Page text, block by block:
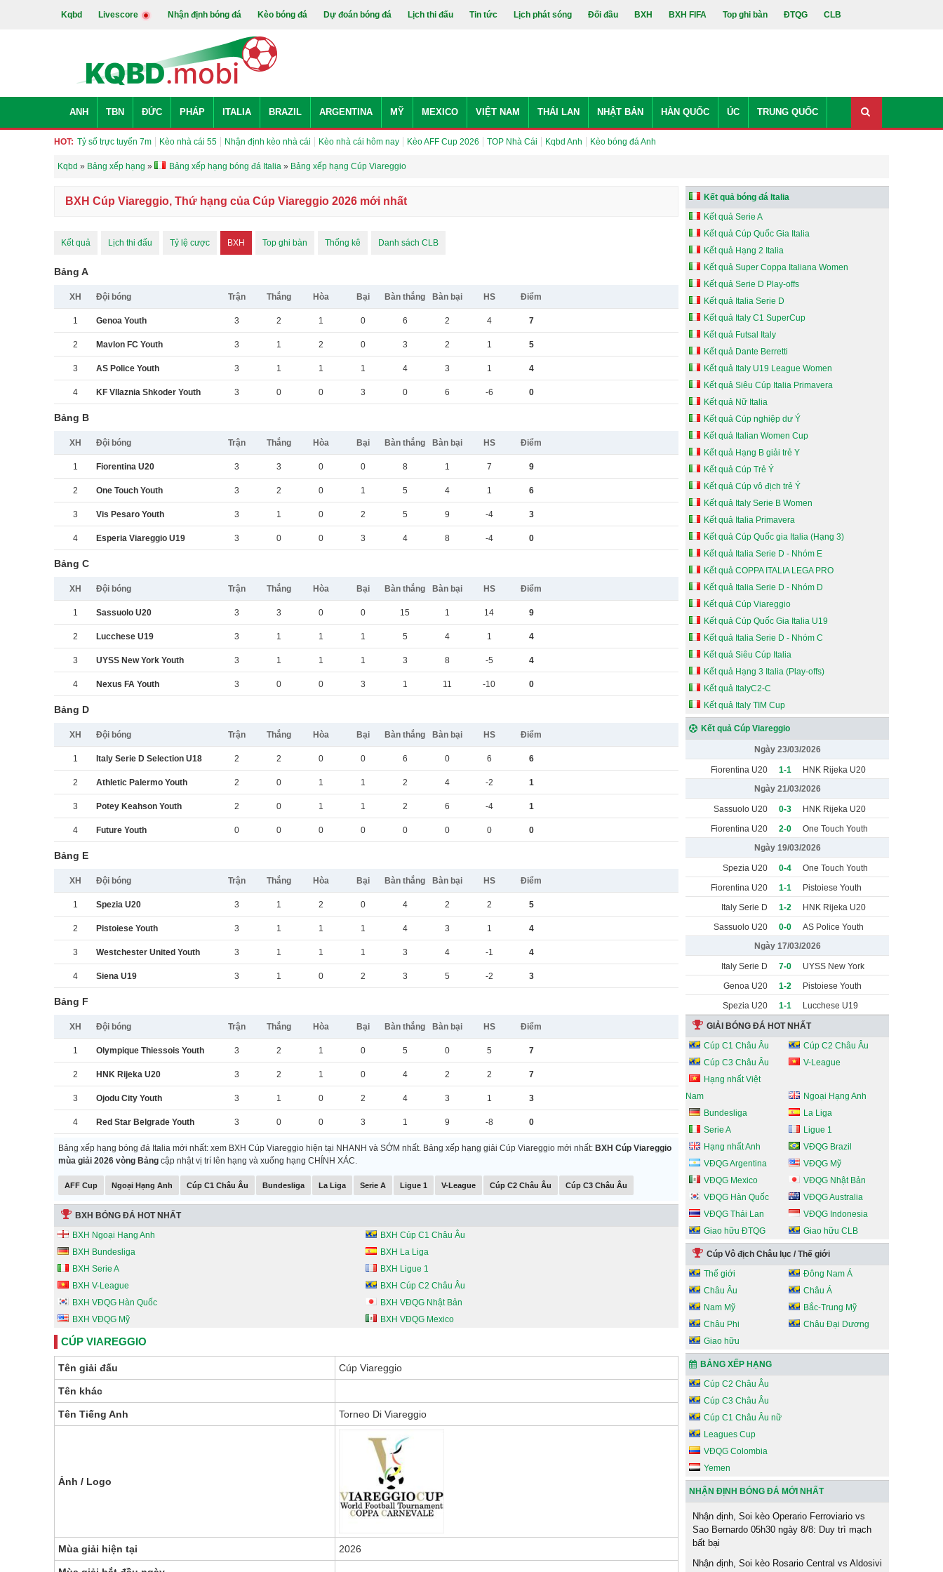
Kqbd Livescore Nhận định bóng đá Kèo bóng đá Dự đoán bóng đá Lịch thi đấu Tin tức Lịch phát sóng Đối đầu BXH BXH FIFA Top ghi bàn ĐTQG CLB
ANH TBN ĐỨC PHÁP ITALIA BRAZIL ARGENTINA MỸ MEXICO VIỆT NAM THÁI LAN NHẬT BẢN HÀN QUỐC ÚC TRUNG QUỐC
HOT: Tỷ số trực tuyến 7m Kèo nhà cái 55 Nhận định kèo nhà cái Kèo nhà cái hôm nay Kèo AFF Cup 2026 TOP Nhà Cái Kqbd Anh Kèo bóng đá Anh
Kqbd » Bảng xếp hạng » Bảng xếp hạng bóng đá Italia » Bảng xếp hạng Cúp Viareggio
BXH Cúp Viareggio, Thứ hạng của Cúp Viareggio 2026 mới nhất
Kết quả Lịch thi đấu Tỷ lệ cược BXH Top ghi bàn Thống kê Danh sách CLB
Bảng A
XH Đội bóng Trận Thắng Hòa Bại Bàn thắng Bàn bại HS Điểm
1 Genoa Youth 3 2 1 0 6 2 4 7
2 Mavlon FC Youth 3 1 2 0 3 2 1 5
3 AS Police Youth 3 1 1 1 4 3 1 4
4 KF Vllaznia Shkoder Youth 3 0 0 3 0 6 -6 0
Bảng B
XH Đội bóng Trận Thắng Hòa Bại Bàn thắng Bàn bại HS Điểm
1 Fiorentina U20 3 3 0 0 8 1 7 9
2 One Touch Youth 3 2 0 1 5 4 1 6
3 Vis Pesaro Youth 3 1 0 2 5 9 -4 3
4 Esperia Viareggio U19 3 0 0 3 4 8 -4 0
Bảng C
XH Đội bóng Trận Thắng Hòa Bại Bàn thắng Bàn bại HS Điểm
1 Sassuolo U20 3 3 0 0 15 1 14 9
2 Lucchese U19 3 1 1 1 5 4 1 4
3 UYSS New York Youth 3 1 1 1 3 8 -5 4
4 Nexus FA Youth 3 0 0 3 1 11 -10 0
Bảng D
XH Đội bóng Trận Thắng Hòa Bại Bàn thắng Bàn bại HS Điểm
1 Italy Serie D Selection U18 2 2 0 0 6 0 6 6
2 Athletic Palermo Youth 2 0 1 1 2 4 -2 1
3 Potey Keahson Youth 2 0 1 1 2 6 -4 1
4 Future Youth 0 0 0 0 0 0 0 0
Bảng E
XH Đội bóng Trận Thắng Hòa Bại Bàn thắng Bàn bại HS Điểm
1 Spezia U20 3 1 2 0 4 2 2 5
2 Pistoiese Youth 3 1 1 1 4 3 1 4
3 Westchester United Youth 3 1 1 1 3 4 -1 4
4 Siena U19 3 1 0 2 3 5 -2 3
Bảng F
XH Đội bóng Trận Thắng Hòa Bại Bàn thắng Bàn bại HS Điểm
1 Olympique Thiessois Youth 3 2 1 0 5 0 5 7
2 HNK Rijeka U20 3 2 1 0 4 2 2 7
3 Ojodu City Youth 3 1 0 2 4 3 1 3
4 Red Star Belgrade Youth 3 0 0 3 1 9 -8 0
Bảng xếp hạng bóng đá Italia mới nhất: xem BXH Cúp Viareggio hiện tại NHANH và SỚM nhất. Bảng xếp hạng giải Cúp Viareggio mới nhất: BXH Cúp Viareggio
mùa giải 2026 vòng Bảng cập nhật vị trí lên hạng và xuống hạng CHÍNH XÁC.
AFF Cup Ngoại Hạng Anh Cúp C1 Châu Âu Bundesliga La Liga Serie A Ligue 1 V-League Cúp C2 Châu Âu Cúp C3 Châu Âu
BXH BÓNG ĐÁ HOT NHẤT
BXH Ngoại Hạng Anh
BXH Cúp C1 Châu Âu
BXH Bundesliga
BXH La Liga
BXH Serie A
BXH Ligue 1
BXH V-League
BXH Cúp C2 Châu Âu
BXH VĐQG Hàn Quốc
BXH VĐQG Nhật Bản
BXH VĐQG Mỹ
BXH VĐQG Mexico
CÚP VIAREGGIO
Tên giải đấu Cúp Viareggio
Tên khác
Tên Tiếng Anh Torneo Di Viareggio
Ảnh / Logo
Mùa giải hiện tại 2026
Kết quả bóng đá Italia
Kết quả Serie A
Kết quả Cúp Quốc Gia Italia
Kết quả Hạng 2 Italia
Kết quả Super Coppa Italiana Women
Kết quả Serie D Play-offs
Kết quả Italia Serie D
Kết quả Italy C1 SuperCup
Kết quả Futsal Italy
Kết quả Dante Berretti
Kết quả Italy U19 League Women
Kết quả Siêu Cúp Italia Primavera
Kết quả Nữ Italia
Kết quả Cúp nghiệp dư Ý
Kết quả Italian Women Cup
Kết quả Hạng B giải trẻ Y
Kết quả Cúp Trẻ Ý
Kết quả Cúp vô địch trẻ Ý
Kết quả Italy Serie B Women
Kết quả Italia Primavera
Kết quả Cúp Quốc gia Italia (Hạng 3)
Kết quả Italia Serie D - Nhóm E
Kết quả COPPA ITALIA LEGA PRO
Kết quả Italia Serie D - Nhóm D
Kết quả Cúp Viareggio
Kết quả Cúp Quốc Gia Italia U19
Kết quả Italia Serie D - Nhóm C
Kết quả Siêu Cúp Italia
Kết quả Hạng 3 Italia (Play-offs)
Kết quả ItalyC2-C
Kết quả Italy TIM Cup
Kết quả Cúp Viareggio
Ngày 23/03/2026
Fiorentina U20 1-1
HNK Rijeka U20
Ngày 21/03/2026
Sassuolo U20 0-3
HNK Rijeka U20
Fiorentina U20
2-0
One Touch Youth
Ngày 19/03/2026
Spezia U20 0-4
One Touch Youth
Fiorentina U20
1-1
Pistoiese Youth
Italy Serie D
Selection U18
1-2
HNK Rijeka U20
Sassuolo U20
0-0
AS Police Youth
Ngày 17/03/2026
Italy Serie D
Selection U18
7-0
UYSS New York
Youth
Genoa U20 1-2
Pistoiese Youth
Spezia U20
1-1 Lucchese U19
GIẢI BÓNG ĐÁ HOT NHẤT
Cúp C1 Châu Âu
Cúp C2 Châu Âu
Cúp C3 Châu Âu
V-League
Hạng nhất Việt
Nam
Ngoại Hạng Anh
Bundesliga
La Liga
Serie A
Ligue 1
Hạng nhất Anh
VĐQG Brazil
VĐQG Argentina
VĐQG Mỹ
VĐQG Mexico
VĐQG Nhật Bản
VĐQG Hàn Quốc
VĐQG Australia
VĐQG Thái Lan
VĐQG Indonesia
Giao hữu ĐTQG
Giao hữu CLB
Cúp Vô địch Châu lục / Thế giới
Thế giới
Đông Nam Á
Châu Âu
Châu Á
Nam Mỹ
Bắc-Trung Mỹ
Châu Phi
Châu Đại Dương
Giao hữu
BẢNG XẾP HẠNG
Cúp C2 Châu Âu
Cúp C3 Châu Âu
Cúp C1 Châu Âu nữ
Leagues Cup
VĐQG Colombia
Yemen
NHẬN ĐỊNH BÓNG ĐÁ MỚI NHẤT
Nhận định, Soi kèo Operario Ferroviario vs
Sao Bernardo 05h30 ngày 8/8: Duy trì mạch
bất bại
Nhận định, Soi kèo Rosario Central vs Aldosivi